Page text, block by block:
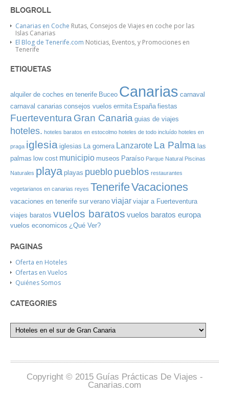
BLOGROLL
Canarias en Coche Rutas, Consejos de Viajes en coche por las
Islas Canarias
El Blog de Tenerife.com Noticias, Eventos, y Promociones en
Tenerife
ETIQUETAS
alquiler de coches en tenerife Buceo Canarias carnaval
carnaval canarias consejos vuelos ermita España fiestas
Fuerteventura Gran Canaria guias de viajes
hoteles. hoteles baratos en estocolmo hoteles de todo incluído hoteles en
praga iglesia iglesias La gomera Lanzarote La Palma las
palmas low cost municipio museos Paraíso Parque Natural Piscinas
Naturales playa playas pueblo pueblos restaurantes
vegetarianos en canarias reyes TenerifeVacaciones
vacaciones en tenerife sur verano viajar viajar a Fuerteventura
viajes baratos vuelos baratos vuelos baratos europa
vuelos economicos ¿Qué Ver?
PAGINAS
Oferta en Hoteles
Ofertas en Vuelos
Quiénes Somos
CATEGORIES
Copyright © 2015 Guías Prácticas De Viajes -
Canarias.com